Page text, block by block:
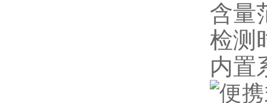
含量
检测
内置